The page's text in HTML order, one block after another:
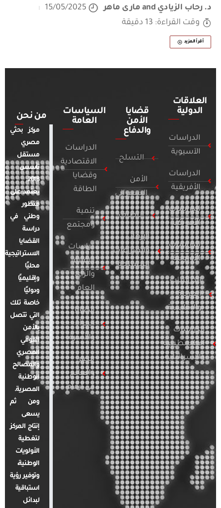
د. رحاب الزياديand مارى ماهر
15/05/2025
وقت القراءة: 13 دقيقة
أقرأ المزيد
العلاقات
الدولية
الدراسات
الآسيوية
الدراسات
الأفريقية
الدراسات
الأمريكية
الدراسات
الأوروبية
الدراسات
العربية
والإقليمية
الدراسات
الفلسطينية
والإسرائيلية
قضايا
الأمن
والدفاع
التسلح
الأمن
السيبراني
التطرف
الإرهاب
والصراعات
المسلحة
السياسات
العامة
الدراسات
الاقتصادية
وقضايا
الطاقة
تنمية
ومجتمع
دراسات
الإعلام
والرأي
العام
قضايا
المرأة
والأسرة
مصر
والعالم
في أرقام
من نحن
مركز بحثي
مصري
مستقل
تأسس
2018.
يعتمد على
منظور
وطني في
دراسة
القضايا
الاستراتيجية
محليًا
وإقليميًا
ودوليًا
خاصة تلك
التي تتصل
بالأمن
القومي
المصري
والمصالح
الوطنية
المصرية.
ومن ثم
يسعى
إنتاج المركز
لتغطية
الأولويات
الوطنية،
وتوفير رؤية
استباقية
لبدائل